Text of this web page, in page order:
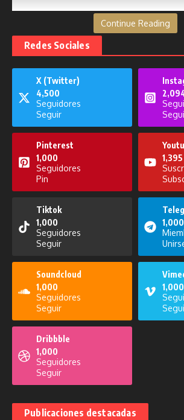
[mc4wp_form id=53]
Publicaciones relacionadas
Control vectorial en la Parroquia
8 de septiembre de 2025
Noticiero
2025
26 de
Noticiero del 23 de enero de 2026
23 de enero de 2026
Entreteni2
Continue Reading
Redes Sociales
X (Twitter)
4,500
Seguidores
Seguir
Pinterest
1,000
Seguidores
Pin
1,395
Tiktok
1,000
Seguidores
Seguir
1,000
Soundcloud
1,000
Seguidores
Seguir
1,000
Dribbble
1,000
Seguidores
Seguir
Publicaciones destacadas